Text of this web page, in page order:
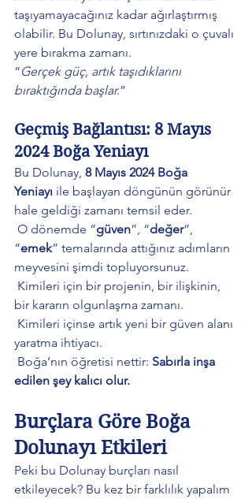
taşıyamayacağınız kadar ağırlaştırmış
olabilir. Bu Dolunay, sırtınızdaki o çuvalı
yere bırakma zamanı.
“Gerçek güç, artık taşıdıklarını
bıraktığında başlar.”
Geçmiş Bağlantısı: 8 Mayıs
2024 Boğa Yeniayı
Bu Dolunay, 8 Mayıs 2024 Boğa
Yeniayı ile başlayan döngünün görünür
hale geldiği zamanı temsil eder.
O dönemde “güven”, “değer”,
“emek” temalarında attığınız adımların
meyvesini şimdi topluyorsunuz.
Kimileri için bir projenin, bir ilişkinin,
bir kararın olgunlaşma zamanı.
Kimileri içinse artık yeni bir güven alanı
yaratma ihtiyacı.
Boğa’nın öğretisi nettir: Sabırla inşa
edilen şey kalıcı olur.
Burçlara Göre Boğa
Dolunayı Etkileri
Peki bu Dolunay burçları nasıl
etkileyecek? Bu kez bir farklılık yapalım